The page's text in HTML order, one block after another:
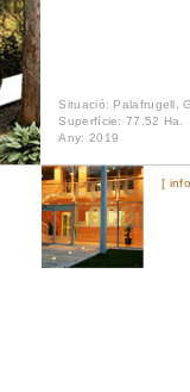
Situació: Palafrugell,
Superfície: 77,52 Ha.
Any: 2019
[